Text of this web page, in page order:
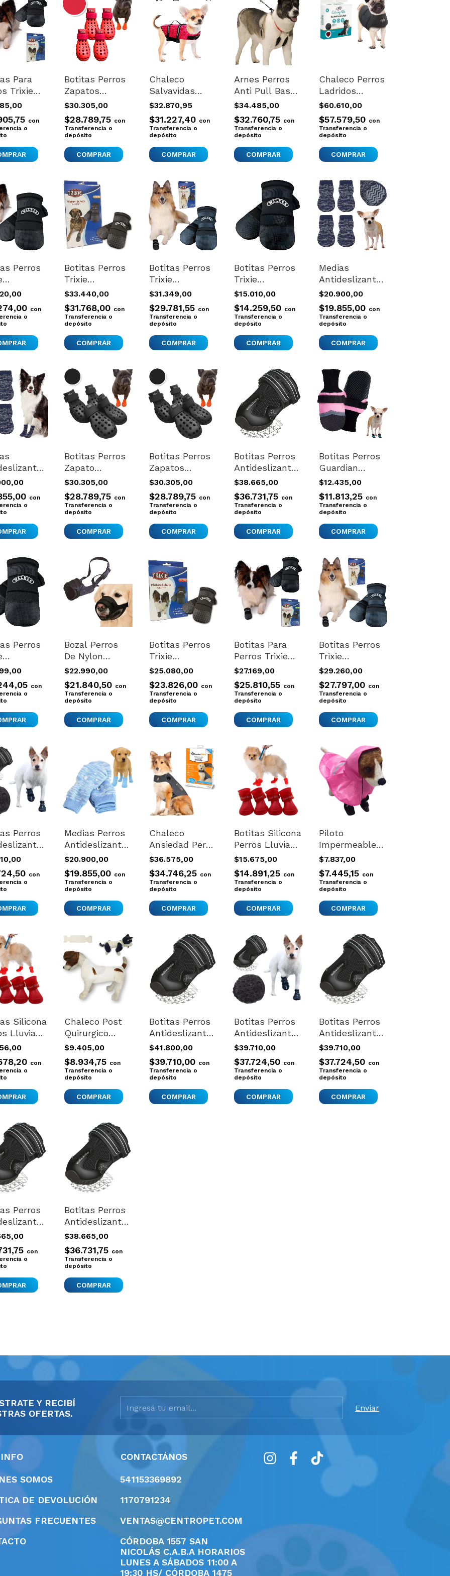
Para
Trixie
2
con
o
Botitas Perros
Zapatos
Antideslizante
Impermeables
Talle S
$30.305,00
$28.789,75 con
Transferencia o
depósito
COMPRAR
Chaleco
Salvavidas
Para Perros
Pileta Verano
Playa Nuevo
Xxs Xxs
$32.870,95
$31.227,40 con
Transferencia o
depósito
Arnes Perros
Anti Pull Basta
Tironeos Talle
Large Sporn No
Aplica
$34.485,00
$32.760,75 con
Transferencia o
depósito
Chaleco Perros
Ladridos
Ansiedad
Miedos Ruidos
Medium Nuevo
Gris Oscuro
$60.610,00
$57.579,50 con
Transferencia o
depósito
Perros
2 Botas
con
o
Botitas Perros
Trixie
Importadas
Xxlarge 4
Botas
$33.440,00
$31.768,00 con
Transferencia o
depósito
Botitas Perros
Trixie
Importadas
Xlarge 4 Botas
$31.349,00
$29.781,55 con
Transferencia o
depósito
Botitas Perros
Trixie
Importadas
Large 2 Botas
Negro
$15.010,00
$14.259,50 con
Transferencia o
depósito
Medias
Antideslizantes
Talla Xxs Para
Mascotas
Pequeñas
$20.900,00
$19.855,00 con
Transferencia o
depósito
COMPRAR
con
o
Botitas Perros
Zapato
Antideslizante
Impermeable
Pequeño Xxs
$30.305,00
$28.789,75 con
Transferencia o
depósito
COMPRAR
Botitas Perros
Zapatos
Antideslizante
Impermeables
Talle Xs
$30.305,00
$28.789,75 con
Transferencia o
depósito
COMPRAR
Botitas Perros
Antideslizante
Trixie
Importadas
Xs-s Nuevo
$38.665,00
$36.731,75 con
Transferencia o
depósito
Botitas Perros
Guardian
Importadas
Xxxs Ancho 5
Cm Calidad
$12.435,00
$11.813,25 con
Transferencia o
depósito
COMPRAR
Perros
2
con
o
Bozal Perros
De Nylon
Importado
Ferplast Talle
L
$22.990,00
$21.840,50 con
Transferencia o
depósito
Botitas Perros
Trixie
Importadas
Small 4 Botas
$25.080,00
$23.826,00 con
Transferencia o
depósito
Botitas Para
Perros Trixie
Importadas
Medium 4
Botas
$27.169,00
$25.810,55 con
Transferencia o
depósito
Botitas Perros
Trixie
Importadas
Large 4 Botas
$29.260,00
$27.797,00 con
Transferencia o
depósito
Perros
Negro
con
o
Medias Perros
Antideslizantes
Mascotas
Pequeñas Talle
Small
$20.900,00
$19.855,00 con
Transferencia o
depósito
COMPRAR
Chaleco
Ansiedad Perro
Anti Estres
Thundershirt
Xsmall Naranja
$36.575,00
$34.746,25 con
Transferencia o
depósito
Botitas Silicona
Perros Lluvia
Impermeable
Antideslizante
X4
$15.675,00
$14.891,25 con
Transferencia o
depósito
COMPRAR
Piloto
Impermeable
Perro Chico
Lluvia
Canchero Capa
Ts 30cm
$7.837,00
$7.445,15 con
Transferencia o
depósito
Silicona
Lluvia
con
o
Chaleco Post
Quirurgico
Perros Gatos
Body Faja
$9.405,00
$8.934,75 con
Transferencia o
depósito
COMPRAR
Botitas Perros
Antideslizante
Trixie
Importadas
Nuevo Large
$41.800,00
$39.710,00 con
Transferencia o
depósito
Botitas Perros
Antideslizante
Trixie
Importadas
Nuevo Medium
$39.710,00
$37.724,50 con
Transferencia o
depósito
Botitas Perros
Antideslizante
Trixie
Importadas
Nuevo M - L
$39.710,00
$37.724,50 con
Transferencia o
depósito
Perros
S -
con
o
Botitas Perros
Antideslizante
Trixie
Importadas Xs
Nuevo
$38.665,00
$36.731,75 con
Transferencia o
depósito
Y RECIBÍ
OFERTAS.
SOMOS
DE DEVOLUCIÓN
FRECUENTES
CONTACTÁNOS
541153369892
1170791234
VENTAS@CENTROPET.COM
CÓRDOBA 1557 SAN
NICOLÁS C.A.B.A HORARIOS
LUNES A SÁBADOS 11:00 A
19:30 HS/ CÓRDOBA 1475